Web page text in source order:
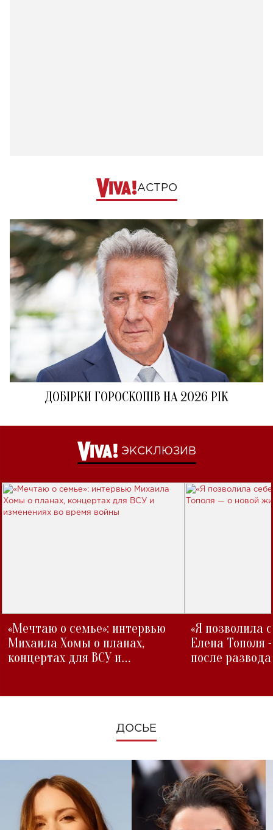
АСТРО
ДОБІРКИ ГОРОСКОПІВ НА 2026 РІК
ЭКСКЛЮЗИВ
«Мечтаю о семье»: интервью
Михаила Хомы о планах,
концертах для ВСУ и
«Я позволила
Елена Тополя
после развода
ДОСЬЕ